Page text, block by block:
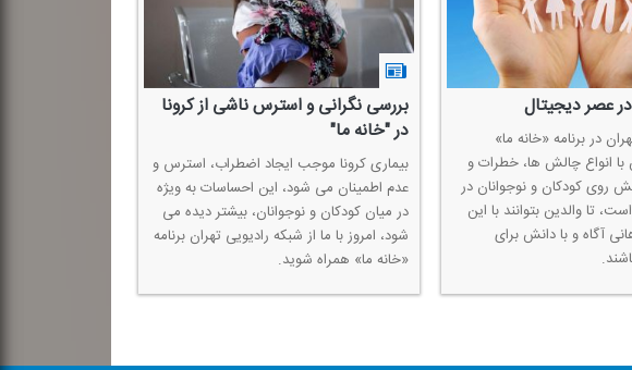
صبر را از حضرت زینب (س) بیاموزیم
در این روزهای كرونایی صبر در تامین آرامش
نقش مهمی در زندگی افراد ایفاء می كند،
برنامه «خانه ما» از رادیو تهران در سالروز
وفات حضرت زینب(س) به این موضوع
اختصاص یافته است.
چگونه استرس كودكان‌ را در مواجهه با
كودكان به عنوان شاهدان و شنوندگان وضع و
روحیه والدین به باد فراموشی سپرده شده اند،
كودكان را در «خانه ما» از رادیو تهران دریابید.